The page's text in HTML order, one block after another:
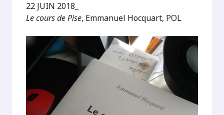
22 JUIN 2018_
Le cours de Pise, Emmanuel Hocquart, POL